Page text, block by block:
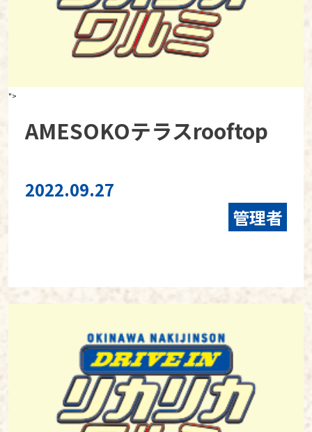
">
AMESOKOテラスrooftop
2022.09.27
管理者